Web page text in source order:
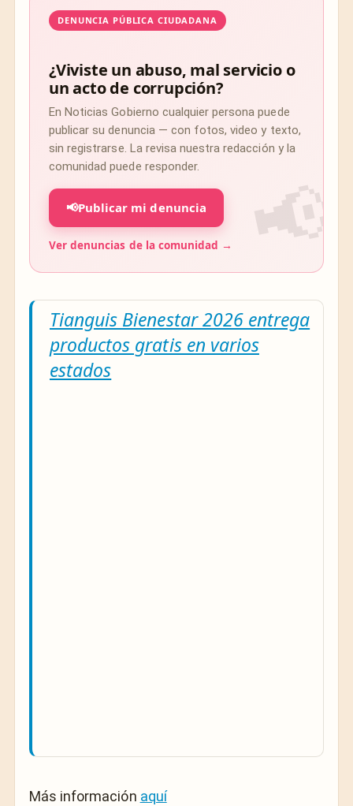
DENUNCIA PÚBLICA CIUDADANA
¿Viviste un abuso, mal servicio o
un acto de corrupción?
En Noticias Gobierno cualquier persona puede
publicar su denuncia — con fotos, video y texto,
sin registrarse. La revisa nuestra redacción y la
comunidad puede responder.
📢Publicar mi denuncia
Ver denuncias de la comunidad →
Tianguis Bienestar 2026 entrega
productos gratis en varios
estados
Más información aquí